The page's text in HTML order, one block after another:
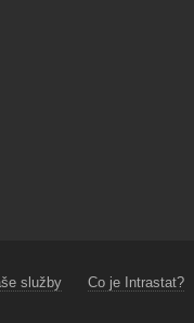
služby Co je Intrastat?